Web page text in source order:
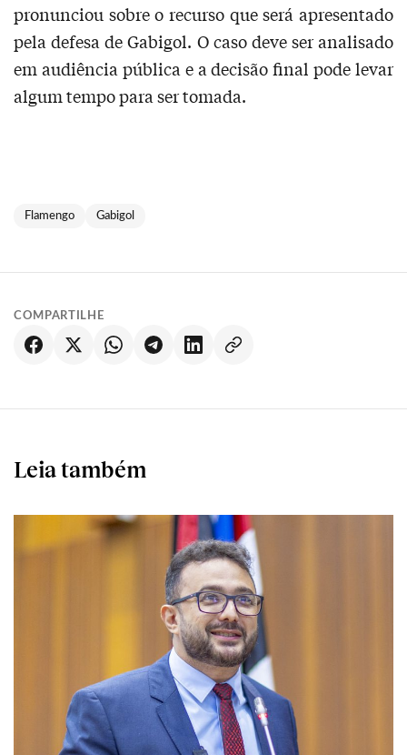
pronunciou sobre o recurso que será apresentado
pela defesa de Gabigol. O caso deve ser analisado
em audiência pública e a decisão final pode levar
algum tempo para ser tomada.
Flamengo Gabigol
COMPARTILHE
Leia também